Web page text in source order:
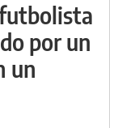
por un
un